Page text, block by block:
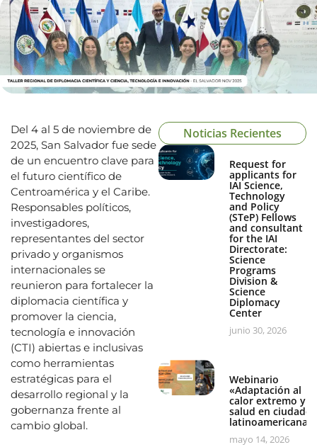
Del 4 al 5 de noviembre de
2025, San Salvador fue sede
de un encuentro clave para
el futuro científico de
Centroamérica y el Caribe.
Responsables políticos,
investigadores,
representantes del sector
privado y organismos
internacionales se
reunieron para fortalecer la
diplomacia científica y
promover la ciencia,
tecnología e innovación
(CTI) abiertas e inclusivas
como herramientas
estratégicas para el
desarrollo regional y la
gobernanza frente al
cambio global.
Noticias Recientes
Request for
applicants for
IAI Science,
Technology
and Policy
(STeP) Fellows
and consultant
for the IAI
Directorate:
Science
Programs
Division &
Science
Diplomacy
Center
junio 30, 2026
Webinario
«Adaptación al
calor extremo y
salud en ciudades
mayo 14, 2026